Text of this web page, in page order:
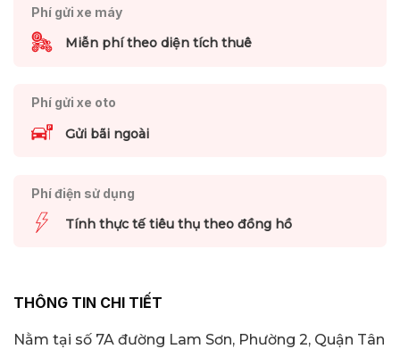
Phí gửi xe máy
Miễn phí theo diện tích thuê
Phí gửi xe oto
Gửi bãi ngoài
Phí điện sử dụng
Tính thực tế tiêu thụ theo đồng hồ
THÔNG TIN CHI TIẾT
Nằm tại số 7A đường Lam Sơn, Phường 2, Quận Tân